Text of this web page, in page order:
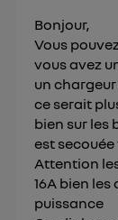
Bonjour,
Vous
vous avez
un
ce serait
bien sur les
est
Attention
16A bien
puissance